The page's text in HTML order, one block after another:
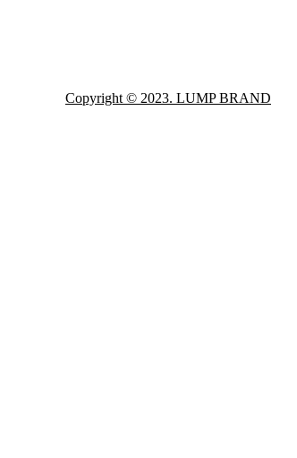
Copyright © 2023. LUMP BRAND